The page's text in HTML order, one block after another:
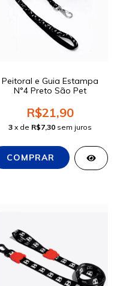
Peitoral e Guia Estampa
N°4 Preto São Pet
R$21,90
3 x de R$7,30 sem juros